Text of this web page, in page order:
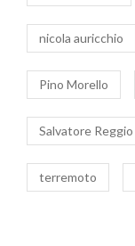
nicola auricchio
Pino Morello
Salvatore Reggio
terremoto